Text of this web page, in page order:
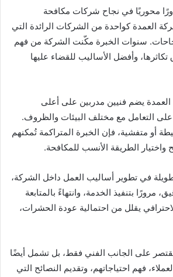
محوريًا في نجاح شركات مكافحة
العمدة كواحدة من الشركات الرائدة التي
سنوات الخبرة مكّنت الشركة من فهم
وأفضل الأساليب للقضاء عليها
يضم فنيين مدربين على أعلى
التعامل مع مختلف البيئات والظروف.
أو متفشية، فإن الخبرة المتراكمة تُمكنهم
واختيار الطريقة الأنسب للمكافحة.
في تطوير أساليب العمل داخل الشركة،
مرورًا بتنفيذ الخدمة، وانتهاءً بالمتابعة
يقلل من احتمالية عودة الحشرات،
على الجانب الفني فقط، بل تشمل أيضًا
فهم احتياجاتهم، وتقديم النصائح التي